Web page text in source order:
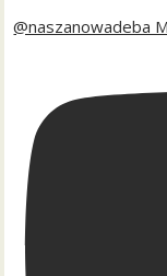
@naszanowadeba